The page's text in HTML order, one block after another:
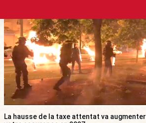
La hausse de la taxe attentat va augmenter